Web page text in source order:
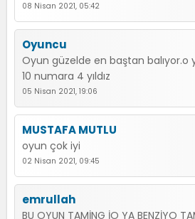
08 Nisan 2021, 05:42
Oyuncu
Oyun güzelde en baştan balıyor.o
10 numara 4 yıldız
05 Nisan 2021, 19:06
MUSTAFA MUTLU
oyun çok iyi
02 Nisan 2021, 09:45
emrullah
BU OYUN TAMİNG İO YA BENZİYO